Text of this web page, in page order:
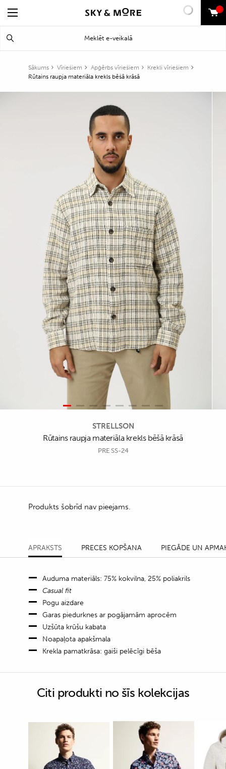
0
Sākums Vīriešiem Apģērbs vīriešiem
Krekli vīriešiem
Rūtains raupja materiāla krekls bēšā krāsā
STRELLSON
Rūtains raupja materiāla krekls bēšā krāsā
PRE SS-24
Produkts šobrīd nav pieejams.
APRAKSTS PRECES KOPŠANA PIEGĀDE UN
Auduma materiāls: 75% kokvilna, 25% poliakrils
Casual fit
Pogu aizdare
Garas piedurknes ar pogājamām aprocēm
Uzšūta krūšu kabata
Noapaļota apakšmala
Krekla pamatkrāsa: gaiši pelēcīgi bēša
Citi produkti no šīs kolekcijas